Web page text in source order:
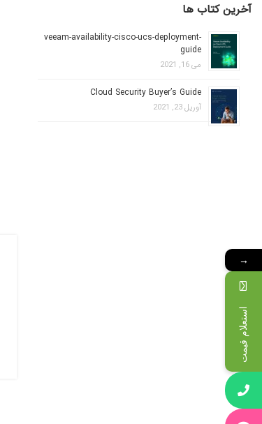
آخرین کتاب ها
veeam-availability-cisco-ucs-deployment-
guide
می 16, 2021
Cloud Security Buyer’s Guide
آوریل 23, 2021
→
استعلام قیمت